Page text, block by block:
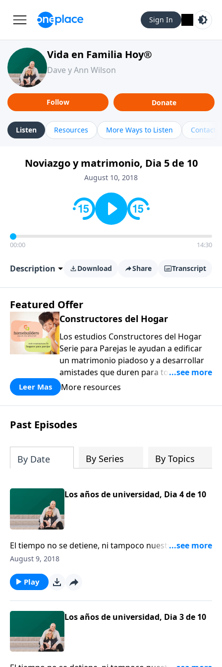
Sign In
Vida en Familia Hoy®
Dave y Ann Wilson
Follow Donate
Listen Resources More Ways to Listen Contact
Noviazgo y matrimonio, Dia 5 de 10
August 10, 2018
00:00 14:30
Description Download Share Transcript
Featured Offer
Constructores del Hogar
Los estudios Constructores del Hogar
Serie para Parejas le ayudan a edificar
un matrimonio piadoso y a desarrollar
amistades que duren para toda la vida.
¡Únase a uno de los estudios de grupos
a casa los principios de la Palabra de
Dios para compartirlos con su familia,
su iglesia y su comunidad!
Leer Mas More resources
Past Episodes
By Date By Series By Topics
Los años de universidad, Dia 4 de 10
El tiempo no se detiene, ni tampoco nuestras vidas.
Bárbara Rainey habla acerca de su vida estudiantil en
llevaron a conocer a su compañero Dennis Rainey,
que más tarde se convertiría en su esposo. Aunque el
énfasis de Bárbara era Historia, admite que su pasión
era seguir a Cristo. Bárbara explica su participación
temprana en Cruzada Estudiantil para Cristo.
August 9, 2018
Play
Los años de universidad, Dia 3 de 10